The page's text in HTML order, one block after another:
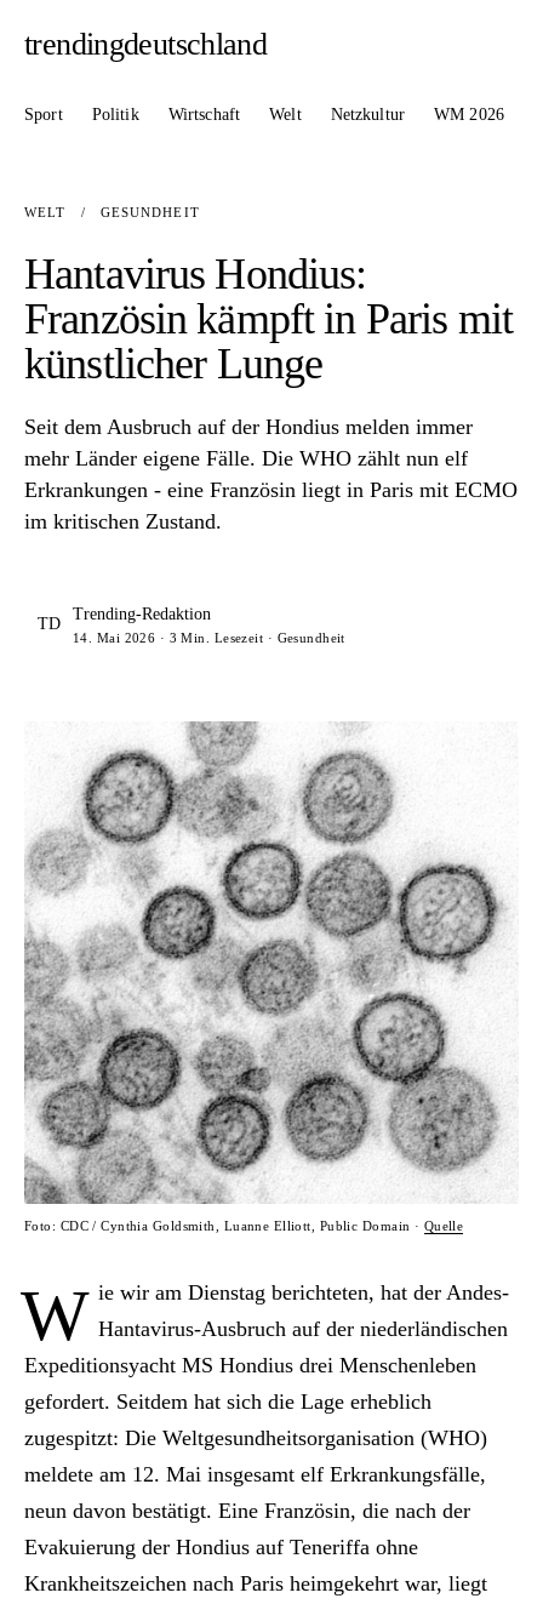
trendingdeutschland
Sport Politik Wirtschaft Welt Netzkultur WM 2026
WELT / GESUNDHEIT
Hantavirus Hondius:
Französin kämpft in Paris mit
künstlicher Lunge
Seit dem Ausbruch auf der Hondius melden immer
mehr Länder eigene Fälle. Die WHO zählt nun elf
Erkrankungen - eine Französin liegt in Paris mit ECMO
im kritischen Zustand.
TD
Trending-Redaktion
14. Mai 2026 · 3 Min. Lesezeit · Gesundheit
Foto: CDC / Cynthia Goldsmith, Luanne Elliott, Public Domain · Quelle
W ie wir am Dienstag berichteten, hat der Andes-
Hantavirus-Ausbruch auf der niederländischen
Expeditionsyacht MS Hondius drei Menschenleben
gefordert. Seitdem hat sich die Lage erheblich
zugespitzt: Die Weltgesundheitsorganisation (WHO)
meldete am 12. Mai insgesamt elf Erkrankungsfälle,
neun davon bestätigt. Eine Französin, die nach der
Evakuierung der Hondius auf Teneriffa ohne
Krankheitszeichen nach Paris heimgekehrt war, liegt